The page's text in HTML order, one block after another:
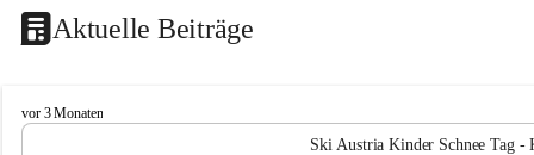
Aktuelle Beiträge
V
o
vor 3 Monaten
Ski Austria Kinder Schnee Tag -